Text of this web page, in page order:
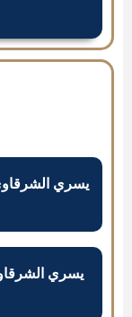
يسري
يسري